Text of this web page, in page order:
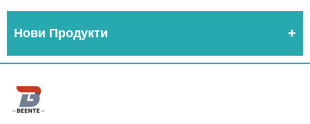
Нови Продукти